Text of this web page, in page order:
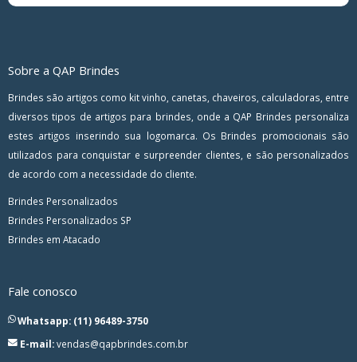
Sobre a QAP Brindes
Brindes são artigos como kit vinho, canetas, chaveiros, calculadoras, entre
diversos tipos de artigos para brindes, onde a QAP Brindes personaliza
estes artigos inserindo sua logomarca. Os Brindes promocionais são
utilizados para conquistar e surpreender clientes, e são personalizados
de acordo com a necessidade do cliente.
Brindes Personalizados
Brindes Personalizados SP
Brindes em Atacado
Fale conosco
Whatsapp: (11) 96489-3750
E-mail:vendas@qapbrindes.com.br